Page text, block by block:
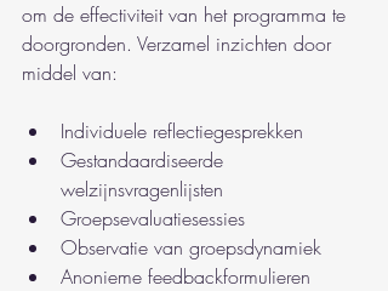
om de effectiviteit van het programma te
doorgronden. Verzamel inzichten door
middel van:
Individuele reflectiegesprekken
Gestandaardiseerde
welzijnsvragenlijsten
Groepsevaluatiesessies
Observatie van groepsdynamiek
Anonieme feedbackformulieren